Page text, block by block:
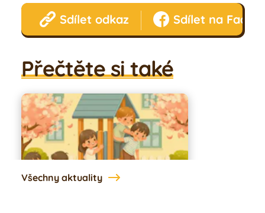
Žáci
Sdílet odkaz Sdílet na
Přečtěte si také
Všechny aktuality